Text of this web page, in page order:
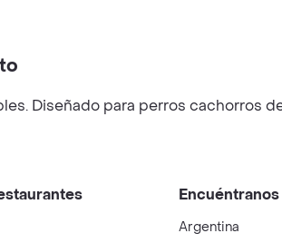
Diseñado para perros cachorros
Argentina